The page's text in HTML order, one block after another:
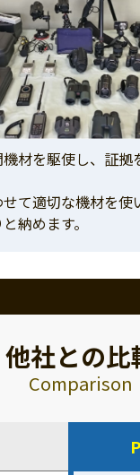
材を駆使し、証拠
て適切な機材を使
納めます。
他社との比
Comparison